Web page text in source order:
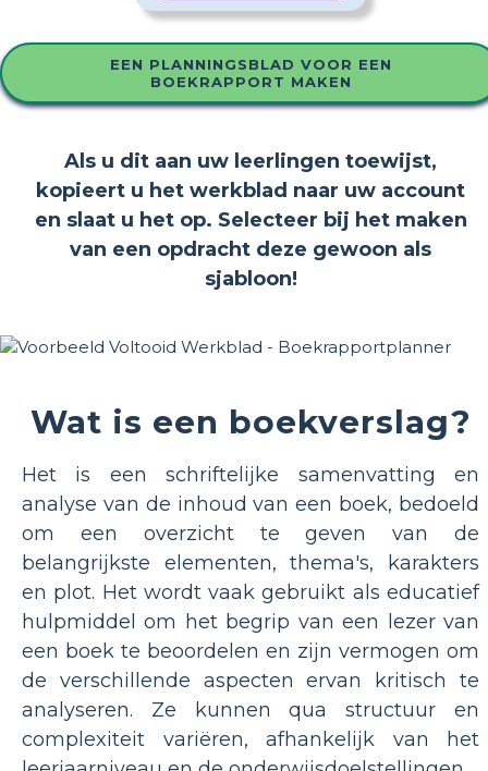
EEN PLANNINGSBLAD VOOR EEN
BOEKRAPPORT MAKEN
Als u dit aan uw leerlingen toewijst,
kopieert u het werkblad naar uw account
en slaat u het op. Selecteer bij het maken
van een opdracht deze gewoon als
sjabloon!
Wat is een boekverslag?
Het is een schriftelijke samenvatting en
analyse van de inhoud van een boek, bedoeld
om een ​​overzicht te geven van de
belangrijkste elementen, thema's, karakters
en plot. Het wordt vaak gebruikt als educatief
hulpmiddel om het begrip van een lezer van
een boek te beoordelen en zijn vermogen om
de verschillende aspecten ervan kritisch te
analyseren. Ze kunnen qua structuur en
complexiteit variëren, afhankelijk van het